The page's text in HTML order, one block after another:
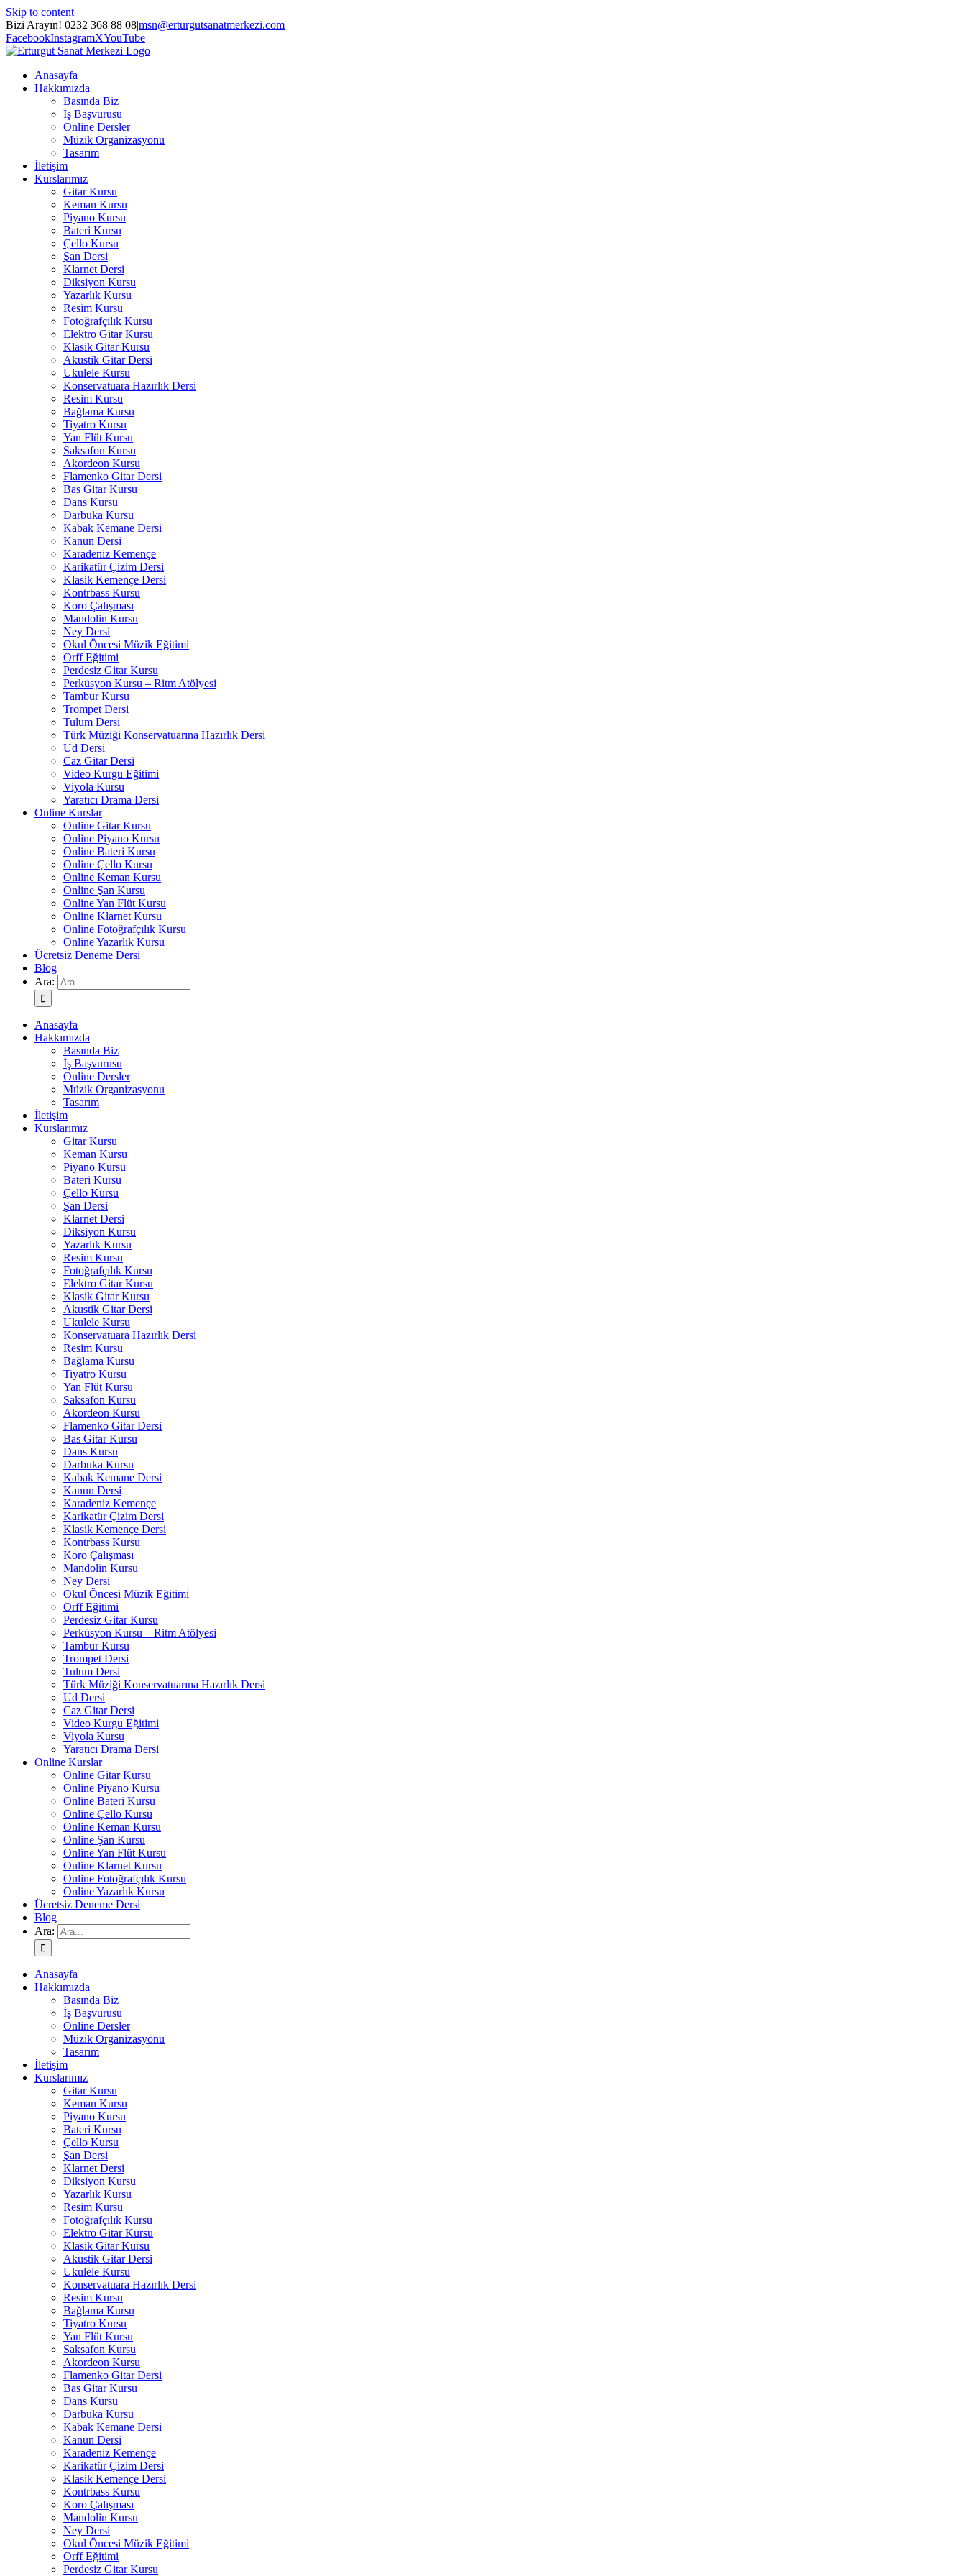
Skip to content
Bizi Arayın! 0232 368 88 08|msn@erturgutsanatmerkezi.com
FacebookInstagramXYouTube
Anasayfa
Hakkımızda
Basında Biz
İş Başvurusu
Online Dersler
Müzik Organizasyonu
Tasarım
İletişim
Kurslarımız
Gitar Kursu
Keman Kursu
Piyano Kursu
Bateri Kursu
Çello Kursu
Şan Dersi
Klarnet Dersi
Diksiyon Kursu
Yazarlık Kursu
Resim Kursu
Fotoğrafçılık Kursu
Elektro Gitar Kursu
Klasik Gitar Kursu
Akustik Gitar Dersi
Ukulele Kursu
Konservatuara Hazırlık Dersi
Resim Kursu
Bağlama Kursu
Tiyatro Kursu
Yan Flüt Kursu
Saksafon Kursu
Akordeon Kursu
Flamenko Gitar Dersi
Bas Gitar Kursu
Dans Kursu
Darbuka Kursu
Kabak Kemane Dersi
Kanun Dersi
Karadeniz Kemençe
Karikatür Çizim Dersi
Klasik Kemençe Dersi
Kontrbass Kursu
Koro Çalışması
Mandolin Kursu
Ney Dersi
Okul Öncesi Müzik Eğitimi
Orff Eğitimi
Perdesiz Gitar Kursu
Perküsyon Kursu – Ritm Atölyesi
Tambur Kursu
Trompet Dersi
Tulum Dersi
Türk Müziği Konservatuarına Hazırlık Dersi
Ud Dersi
Caz Gitar Dersi
Video Kurgu Eğitimi
Viyola Kursu
Yaratıcı Drama Dersi
Online Kurslar
Online Gitar Kursu
Online Piyano Kursu
Online Bateri Kursu
Online Çello Kursu
Online Keman Kursu
Online Şan Kursu
Online Yan Flüt Kursu
Online Klarnet Kursu
Online Fotoğrafçılık Kursu
Online Yazarlık Kursu
Ücretsiz Deneme Dersi
Blog
Ara:
Anasayfa
Hakkımızda
Basında Biz
İş Başvurusu
Online Dersler
Müzik Organizasyonu
Tasarım
İletişim
Kurslarımız
Gitar Kursu
Keman Kursu
Piyano Kursu
Bateri Kursu
Çello Kursu
Şan Dersi
Klarnet Dersi
Diksiyon Kursu
Yazarlık Kursu
Resim Kursu
Fotoğrafçılık Kursu
Elektro Gitar Kursu
Klasik Gitar Kursu
Akustik Gitar Dersi
Ukulele Kursu
Konservatuara Hazırlık Dersi
Resim Kursu
Bağlama Kursu
Tiyatro Kursu
Yan Flüt Kursu
Saksafon Kursu
Akordeon Kursu
Flamenko Gitar Dersi
Bas Gitar Kursu
Dans Kursu
Darbuka Kursu
Kabak Kemane Dersi
Kanun Dersi
Karadeniz Kemençe
Karikatür Çizim Dersi
Klasik Kemençe Dersi
Kontrbass Kursu
Koro Çalışması
Mandolin Kursu
Ney Dersi
Okul Öncesi Müzik Eğitimi
Orff Eğitimi
Perdesiz Gitar Kursu
Perküsyon Kursu – Ritm Atölyesi
Tambur Kursu
Trompet Dersi
Tulum Dersi
Türk Müziği Konservatuarına Hazırlık Dersi
Ud Dersi
Caz Gitar Dersi
Video Kurgu Eğitimi
Viyola Kursu
Yaratıcı Drama Dersi
Online Kurslar
Online Gitar Kursu
Online Piyano Kursu
Online Bateri Kursu
Online Çello Kursu
Online Keman Kursu
Online Şan Kursu
Online Yan Flüt Kursu
Online Klarnet Kursu
Online Fotoğrafçılık Kursu
Online Yazarlık Kursu
Ücretsiz Deneme Dersi
Blog
Ara:
Anasayfa
Hakkımızda
Basında Biz
İş Başvurusu
Online Dersler
Müzik Organizasyonu
Tasarım
İletişim
Kurslarımız
Gitar Kursu
Keman Kursu
Piyano Kursu
Bateri Kursu
Çello Kursu
Şan Dersi
Klarnet Dersi
Diksiyon Kursu
Yazarlık Kursu
Resim Kursu
Fotoğrafçılık Kursu
Elektro Gitar Kursu
Klasik Gitar Kursu
Akustik Gitar Dersi
Ukulele Kursu
Konservatuara Hazırlık Dersi
Resim Kursu
Bağlama Kursu
Tiyatro Kursu
Yan Flüt Kursu
Saksafon Kursu
Akordeon Kursu
Flamenko Gitar Dersi
Bas Gitar Kursu
Dans Kursu
Darbuka Kursu
Kabak Kemane Dersi
Kanun Dersi
Karadeniz Kemençe
Karikatür Çizim Dersi
Klasik Kemençe Dersi
Kontrbass Kursu
Koro Çalışması
Mandolin Kursu
Ney Dersi
Okul Öncesi Müzik Eğitimi
Orff Eğitimi
Perdesiz Gitar Kursu